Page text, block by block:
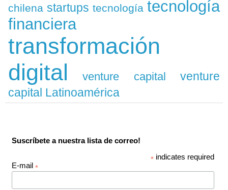
chilena startups tecnología tecnología
financiera
transformación
digital
venture capital
venture
capital Latinoamérica
Suscríbete a nuestra lista de correo!
* indicates required
E-mail *